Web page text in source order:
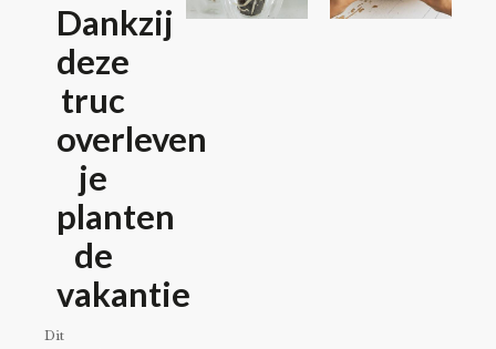
Dankzij
deze
truc
overleven
je
planten
de
vakantie
Dit